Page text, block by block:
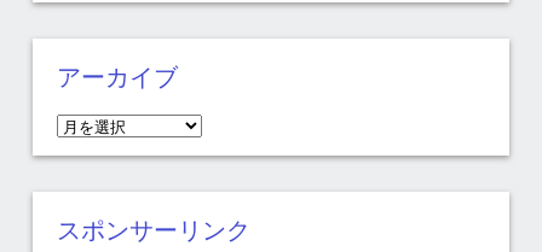
アーカイブ
ア
ー
カ
イ
スポンサーリンク